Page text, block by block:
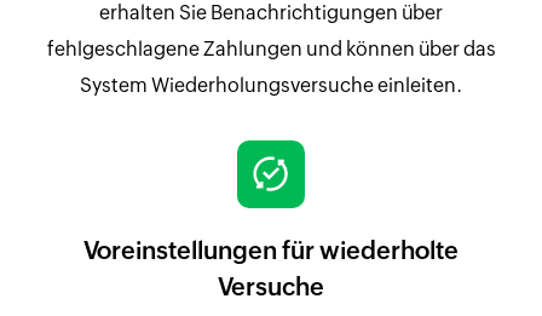
erhalten Sie Benachrichtigungen über
fehlgeschlagene Zahlungen und können über das
System Wiederholungsversuche einleiten.
Voreinstellungen für wiederholte
Versuche